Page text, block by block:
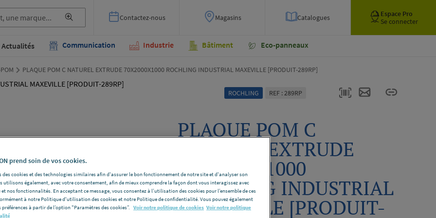
Contactez-nous Magasins Catalogues
Espace Pro
Se connecter
Actualités Communication Industrie Bâtiment Eco-panneaux
PLAQUE POM C NATUREL EXTRUDE 70X2000X1000 ROCHLING INDUSTRIAL MAXEVILLE [PRODUIT-289RP]
ROCHLING REF : 289RP
PLAQUE POM C
NATUREL EXTRUDE
70X2000X1000
ROCHLING INDUSTRIAL
MAXEVILLE [PRODUIT-
prend soin de vos cookies.
des cookies et des technologies similaires afin d'assurer le bon fonctionnement de notre site et d'analyser son
utilisons également, avec votre consentement, afin de mieux comprendre la façon dont vous interagissez avec
nos fonctionnalités. En acceptant ce message, vous consentez à l’utilisation des cookies pour l’ensemble de ces
à notre Politique d'utilisation des cookies et notre Politique de confidentialité. Vous pouvez également
à partir de l’option "Paramètres des cookies”.
Voir notre politique de cookies Voir notre politique